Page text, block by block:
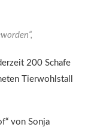
200 Schafe
Tierwohlstall
von Sonja